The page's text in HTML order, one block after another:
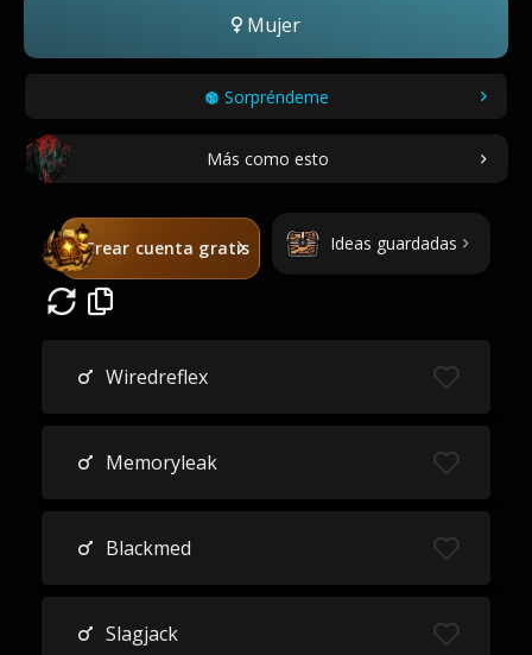
Mujer
Sorpréndeme
Más como esto
Crear cuenta gratis Ideas guardadas
Wiredreflex
Memoryleak
Blackmed
Slagjack